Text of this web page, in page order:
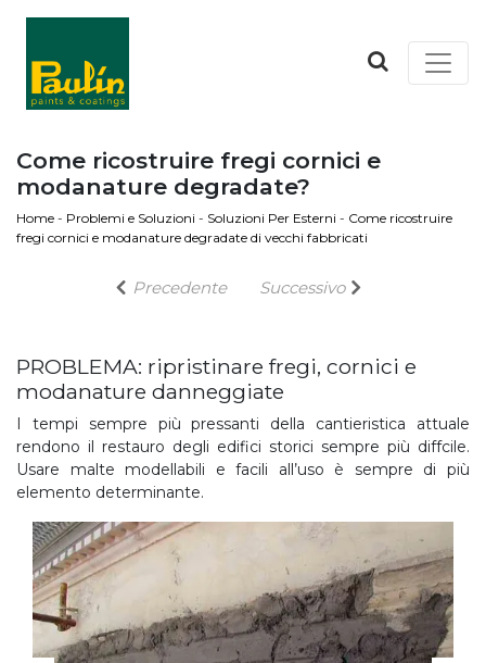
Come ricostruire fregi cornici e
modanature degradate?
Home - Problemi e Soluzioni - Soluzioni Per Esterni - Come ricostruire
fregi cornici e modanature degradate di vecchi fabbricati
Precedente Successivo
PROBLEMA: ripristinare fregi, cornici e
modanature danneggiate
I tempi sempre più pressanti della cantieristica attuale
rendono il restauro degli edifici storici sempre più diffcile.
Usare malte modellabili e facili all’uso è sempre di più
elemento determinante.